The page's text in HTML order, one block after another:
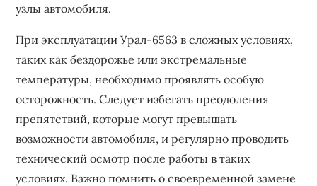
узлы автомобиля.
При эксплуатации Урал-6563 в сложных условиях,
таких как бездорожье или экстремальные
температуры, необходимо проявлять особую
осторожность. Следует избегать преодоления
препятствий, которые могут превышать
возможности автомобиля, и регулярно проводить
технический осмотр после работы в таких
условиях. Важно помнить о своевременной замене